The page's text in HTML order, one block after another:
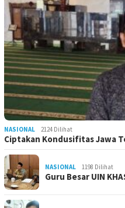
NASIONAL 2124 Dilihat
Ciptakan Kondusifitas Jawa
NASIONAL 1198 Dilihat
Guru Besar UIN